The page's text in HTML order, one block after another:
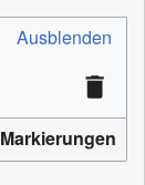
Ausblenden
Markierungen